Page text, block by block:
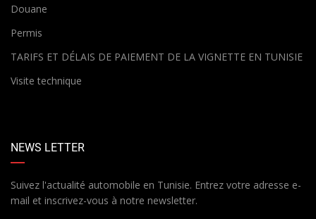
Douane
Permis
TARIFS ET DÉLAIS DE PAIEMENT DE LA VIGNETTE EN TUNISIE
Visite technique
NEWS LETTER
Suivez l'actualité automobile en Tunisie. Entrez votre adresse e-
mail et inscrivez-vous à notre newsletter.